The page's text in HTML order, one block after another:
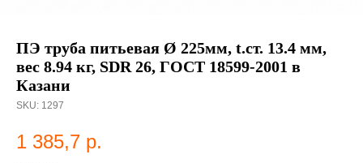
ПЭ труба питьевая Ø 225мм, t.ст. 13.4 мм,
вес 8.94 кг, SDR 26, ГОСТ 18599-2001 в
Казани
SKU: 1297
1 385,7 р.